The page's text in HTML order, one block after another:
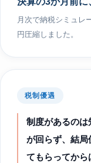
月次で納税シミュレ
円圧縮しました。
税制優遇
制度があるの
が回らず、結
てもらってから